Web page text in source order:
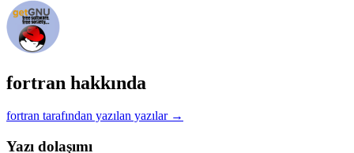
fortran hakkında
fortran tarafından yazılan yazılar →
Yazı dolaşımı